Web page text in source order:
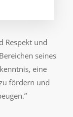
Respekt und
seines
eine
fördern und